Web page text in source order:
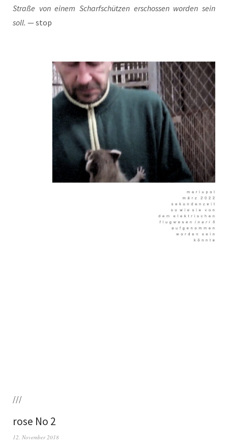
Stra­ße von einem Scharf­schüt­zen erschos­sen wor­den sein
soll. — stop
///
rose No 2
12. November 2018